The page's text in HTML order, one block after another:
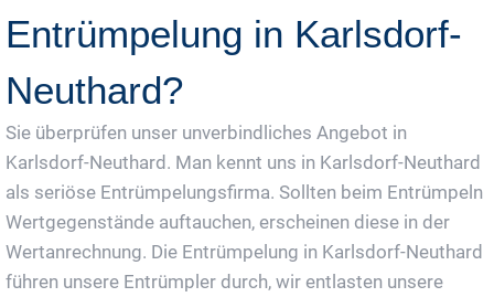
Entrümpelung in Karlsdorf-
Neuthard?
Sie überprüfen unser unverbindliches Angebot in
Karlsdorf-Neuthard. Man kennt uns in Karlsdorf-Neuthard
als seriöse Entrümpelungsfirma. Sollten beim Entrümpeln
Wertgegenstände auftauchen, erscheinen diese in der
Wertanrechnung. Die Entrümpelung in Karlsdorf-Neuthard
führen unsere Entrümpler durch, wir entlasten unsere